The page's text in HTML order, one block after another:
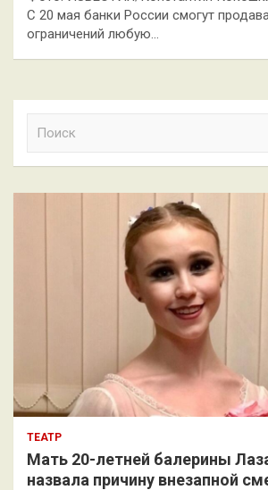
С 20 мая банки России смогут
ограничений любую…
к
ТЕАТР
Мать 20-летней балерины
назвала причину внезапной